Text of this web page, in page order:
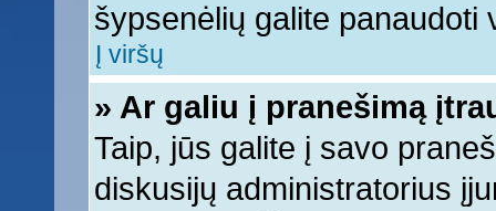
šypsenėlių galite panaudoti
Į viršų
» Ar galiu į pranešimą
Taip, jūs galite į savo
diskusijų administratorius